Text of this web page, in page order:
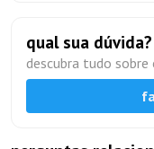
qual sua dúvida?
descubra tudo